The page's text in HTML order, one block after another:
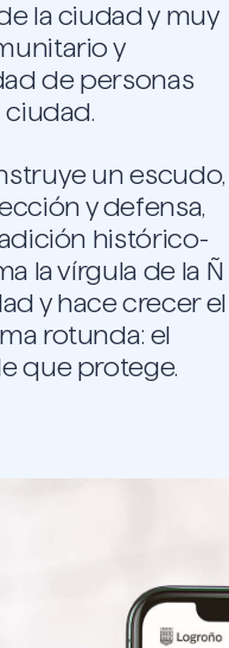
la ciudad y muy
y
de personas
ciudad.
un escudo,
y defensa,
histórico-
la vírgula de la Ñ
y hace crecer el
rotunda: el
que protege.